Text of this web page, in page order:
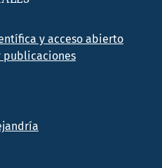
y acceso abierto
publicaciones